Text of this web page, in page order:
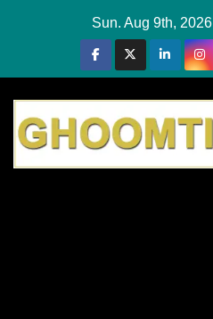
Sun. Aug 9th, 2026